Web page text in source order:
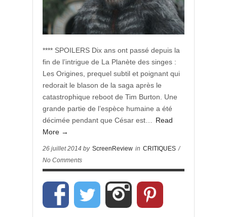
**** SPOILERS Dix ans ont passé depuis la
fin de l’intrigue de La Planète des singes :
Les Origines, prequel subtil et poignant qui
redorait le blason de la saga après le
catastrophique reboot de Tim Burton. Une
grande partie de l’espèce humaine a été
décimée pendant que César est…
Read
More →
26 juillet 2014 by ScreenReview in CRITIQUES /
No Comments